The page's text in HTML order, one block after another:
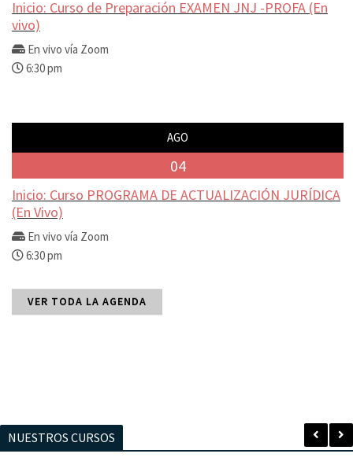
Inicio: Curso de Preparación EXAMEN JNJ -PROFA (En
vivo)
En vivo vía Zoom
6:30 pm
AGO
04
Inicio: Curso PROGRAMA DE ACTUALIZACIÓN JURÍDICA
(En Vivo)
En vivo vía Zoom
6:30 pm
VER TODA LA AGENDA
NUESTROS CURSOS